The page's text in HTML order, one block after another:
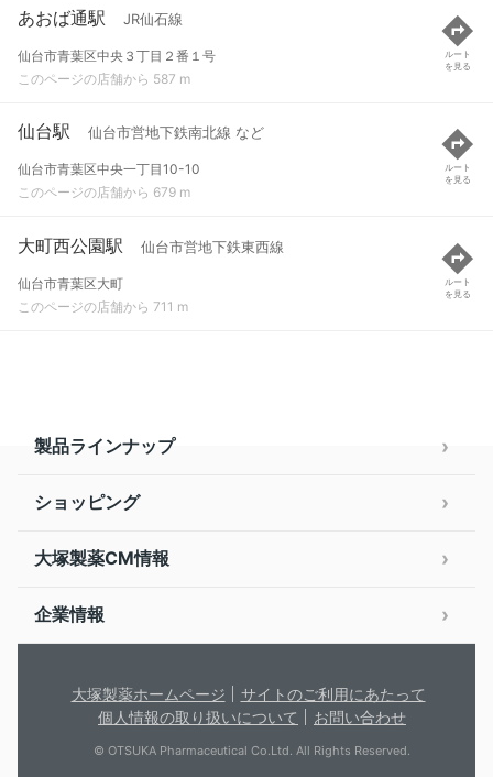
あおば通駅 JR仙石線
仙台市青葉区中央３丁目２番１号
このページの店舗から 587 m
ルート
を見る
仙台駅 仙台市営地下鉄南北線 など
仙台市青葉区中央一丁目10-10
このページの店舗から 679 m
ルート
を見る
大町西公園駅 仙台市営地下鉄東西線
仙台市青葉区大町
このページの店舗から 711 m
ルート
を見る
製品ラインナップ
ショッピング
大塚製薬CM情報
企業情報
大塚製薬ホームページ
サイトのご利用にあたって
個人情報の取り扱いについて
お問い合わせ
© OTSUKA Pharmaceutical Co.Ltd. All Rights Reserved.